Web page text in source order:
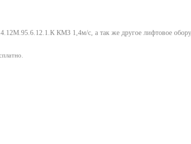
КМЗ 1,4м/с, а так же другое лифтовое